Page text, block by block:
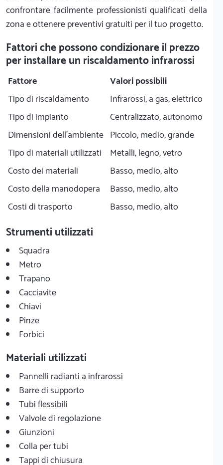
confrontare facilmente professionisti qualificati della
zona e ottenere preventivi gratuiti per il tuo progetto.
Fattori che possono condizionare il prezzo
per installare un riscaldamento infrarossi
Fattore
Valori possibili
Tipo di riscaldamento
Infrarossi, a gas, elettrico
Tipo di impianto
Centralizzato, autonomo
Dimensioni dell'ambiente Piccolo, medio, grande
Tipo di materiali utilizzati
Metalli, legno, vetro
Costo dei materiali
Basso, medio, alto
Costo della manodopera
Basso, medio, alto
Costi di trasporto
Basso, medio, alto
Strumenti utilizzati
Squadra
Metro
Trapano
Cacciavite
Chiavi
Pinze
Forbici
Materiali utilizzati
Pannelli radianti a infrarossi
Barre di supporto
Tubi flessibili
Valvole di regolazione
Giunzioni
Colla per tubi
Tappi di chiusura